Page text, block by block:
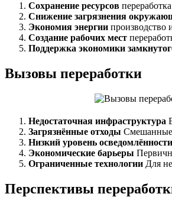
Сохранение ресурсов
Снижение загрязнения
Экономия энергии производство
Создание рабочих мест
Поддержка экономики
Вызовы переработки
Недостаточная инфраструктура
Загрязнённые отходы Смешанные
Низкий уровень осведомлённости
Экономические барьеры
Ограниченные технологии Для
Перспективы